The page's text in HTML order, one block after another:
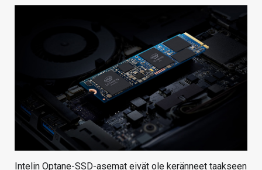
Intelin Optane-SSD-asemat eivät ole keränneet taakseen